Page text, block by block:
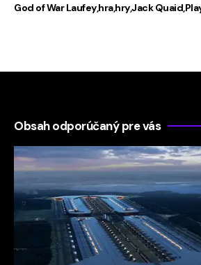
God of War LaufeyhrahryJack Quaid
Obsah odporúčaný pre vás